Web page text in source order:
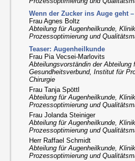
Wenn der Zucker ins Auge geht
Frau Agnes Boltz
Abteilung für Augenheilkunde,
Prozessoptimierung und
Teaser: Augenheilkunde
Frau Pia Vecsei-Marlovits
Abteilungsvorständin der
Gesundheitsverbund, Institut für
Chirurgie
Frau Tanja Spöttl
Abteilung für Augenheilkunde,
Prozessoptimierung und
Frau Jolanda Steiniger
Abteilung für Augenheilkunde,
Prozessoptimierung und
Herr Raffael Schmidt
Abteilung für Augenheilkunde,
Prozessoptimierung und